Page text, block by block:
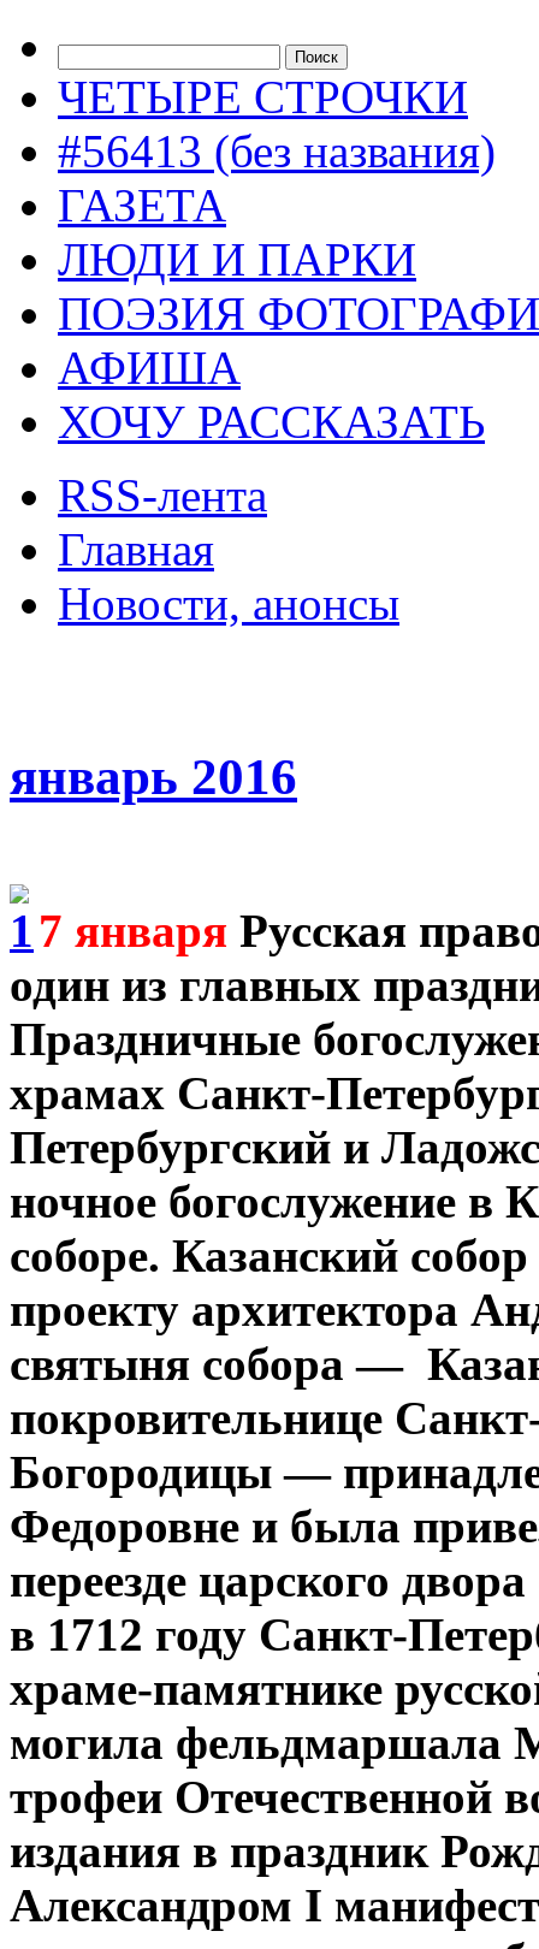
ЧЕТЫРЕ СТРОЧКИ
#56413 (без названия)
ГАЗЕТА
ЛЮДИ И ПАРКИ
ПОЭЗИЯ
АФИША
ХОЧУ РАССКАЗАТЬ
RSS-лента
Главная
Новости, анонсы
январь 2016
7 января Русская
один из главных
Праздничные
храмах Санкт-
Петербургский и
ночное богослужение в
соборе. Казанский
проекту архитектора
святыня собора —
покровительнице
Богородицы —
Федоровне и была
переезде царского
в 1712 году Санкт-
храме-памятнике
могила фельдмаршала
трофеи Отечественной
издания в праздник
Александром I